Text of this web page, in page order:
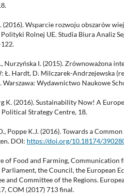
(2016). Wsparcie rozwoju obszarów
Rolnej UE. Studia Biura Analiz
Nurzyńska I. (2015). Zrównoważona
Ł. Hardt, D. Milczarek-Andrzejewska
Warszawa: Wydawnictwo Naukowe
K. (2016). Sustainability Now! A
Political Strategy Centre, 18.
Poppe K.J. (2016). Towards a
DOI: https://doi.org/10.18174/
of Food and Farming, Communication
Parliament, the Council, the European
and Committee of the Regions.
COM (2017) 713 final.